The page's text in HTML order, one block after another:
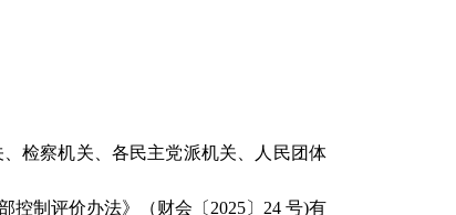
检察机关、各民主党派机关、人民团体
控制评价办法》（财会〔2025〕24 号)有